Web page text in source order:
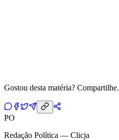
Gostou desta matéria? Compartilhe.
PO
Redação Política — Clicja